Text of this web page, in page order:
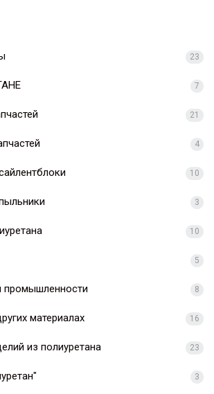
23
7
21
4
10
3
10
5
8
материалах 16
из полиуретана 23
3